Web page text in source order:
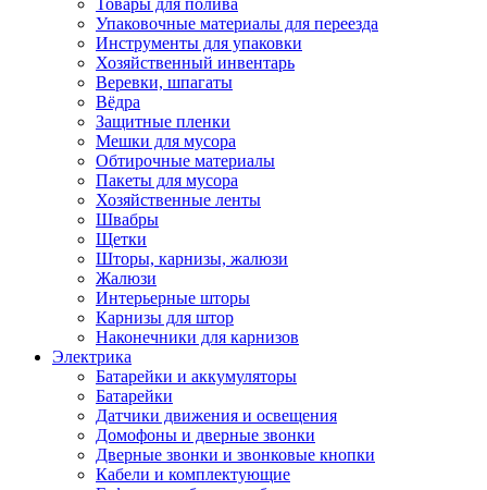
Упаковочные материалы для переезда
Инструменты для упаковки
Хозяйственный инвентарь
Веревки, шпагаты
Вёдра
Защитные пленки
Мешки для мусора
Обтирочные материалы
Пакеты для мусора
Хозяйственные ленты
Швабры
Щетки
Шторы, карнизы, жалюзи
Жалюзи
Интерьерные шторы
Карнизы для штор
Наконечники для карнизов
Электрика
Батарейки и аккумуляторы
Батарейки
Датчики движения и освещения
Домофоны и дверные звонки
Дверные звонки и звонковые кнопки
Кабели и комплектующие